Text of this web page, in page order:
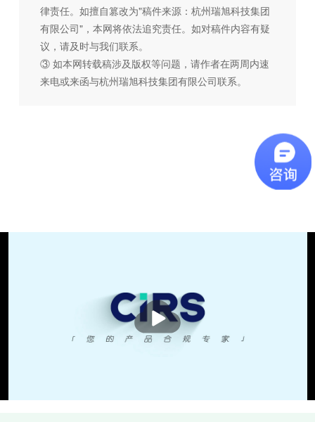
律责任。如擅自篡改为"稿件来源：杭州瑞旭科技集团
有限公司"，本网将依法追究责任。如对稿件内容有疑
议，请及时与我们联系。
③ 如本网转载稿涉及版权等问题，请作者在两周内速
来电或来函与杭州瑞旭科技集团有限公司联系。
播
放